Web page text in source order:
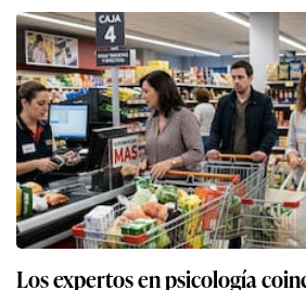
Los expertos en psicología